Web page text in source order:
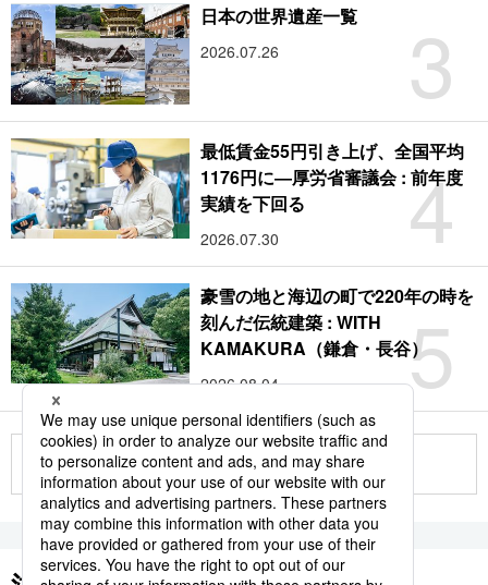
3
日本の世界遺産一覧
2026.07.26
4
最低賃金55円引き上げ、全国平均
1176円に―厚労省審議会 : 前年度
実績を下回る
2026.07.30
5
豪雪の地と海辺の町で220年の時を
刻んだ伝統建築 : WITH
KAMAKURA（鎌倉・長谷）
2026.08.04
もっと見る